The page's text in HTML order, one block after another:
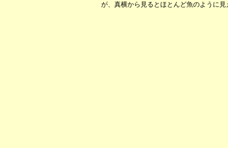
が、真横から見るとほとんど魚のように見